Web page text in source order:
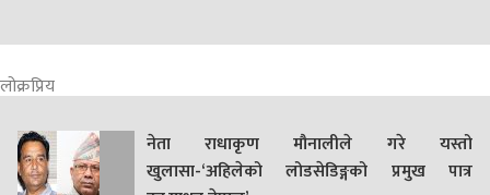
लोक्रप्रिय
नेता राधाकृण मौनालीले गरे यस्तो
खुलासा-‘अहिलेको लोडसेडिङ्गको प्रमुख पात्र